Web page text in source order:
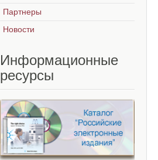
Партнеры
Новости
Информационные
ресурсы